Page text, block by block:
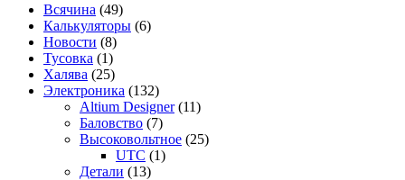
Всячина (49)
Калькуляторы (6)
Новости (8)
Тусовка (1)
Халява (25)
Электроника (132)
Altium Designer(11)
Баловство (7)
Высоковольтное (25)
UTC (1)
Детали (13)